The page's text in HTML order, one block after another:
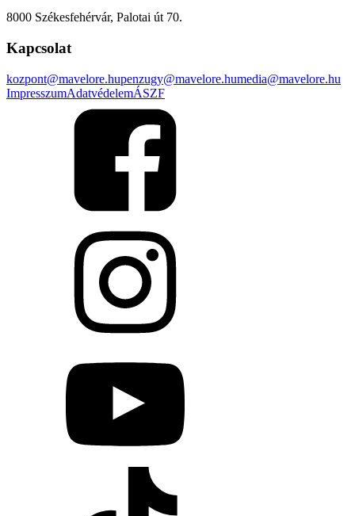
8000 Székesfehérvár, Palotai út 70.
Kapcsolat
kozpont@mavelore.hupenzugy@mavelore.humedia@mavelore.hu
ImpresszumAdatvédelemÁSZF